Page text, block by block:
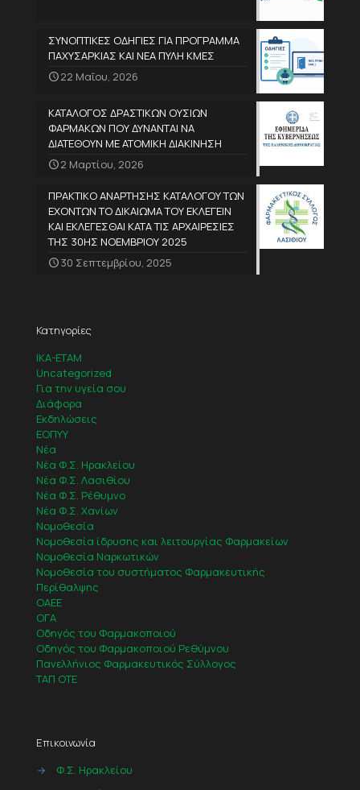
ΣΥΝΟΠΤΙΚΕΣ ΟΔΗΓΙΕΣ ΓΙΑ ΠΡΟΓΡΑΜΜΑ
ΠΑΧΥΣΑΡΚΙΑΣ ΚΑΙ ΝΕΑ ΠΥΛΗ ΚΜΕΣ
22 Μαΐου, 2026
ΚΑΤΑΛΟΓΟΣ ΔΡΑΣΤΙΚΩΝ ΟΥΣΙΩΝ
ΦΑΡΜΑΚΩΝ ΠΟΥ ΔΥΝΑΝΤΑΙ ΝΑ
ΔΙΑΤΕΘΟΥΝ ΜΕ ΑΤΟΜΙΚΗ ΔΙΑΚΙΝΗΣΗ
2 Μαρτίου, 2026
ΠΡΑΚΤΙΚΟ ΑΝΑΡΤΗΣΗΣ ΚΑΤΑΛΟΓΟΥ ΤΩΝ
ΕΧΟΝΤΩΝ ΤΟ ΔΙΚΑΙΩΜΑ ΤΟΥ ΕΚΛΕΓΕΙΝ
ΚΑΙ ΕΚΛΕΓΕΣΘΑΙ ΚΑΤΑ ΤΙΣ ΑΡΧΑΙΡΕΣΙΕΣ
ΤΗΣ 30ΗΣ ΝΟΕΜΒΡΙΟΥ 2025
30 Σεπτεμβρίου, 2025
Κατηγορίες
IKA-ETAM
Uncategorized
Για την υγεία σου
Διάφορα
Εκδηλώσεις
ΕΟΠΥΥ
Νέα
Νέα Φ.Σ. Ηρακλείου
Νέα Φ.Σ. Λασιθίου
Νέα Φ.Σ. Ρέθυμνο
Νέα Φ.Σ. Χανίων
Νομοθεσία
Νομοθεσία ίδρυσης και λειτουργίας Φαρμακείων
Νομοθεσία Ναρκωτικών
Νομοθεσία του συστήματος Φαρμακευτικής
Περίθαλψης
ΟΑΕΕ
ΟΓΑ
Οδηγός του Φαρμακοποιού
Οδηγός του Φαρμακοποιού Ρεθύμνου
Πανελλήνιος Φαρμακευτικός Σύλλογος
ΤΑΠ ΟΤΕ
Επικοινωνία
→
Φ.Σ. Ηρακλείου